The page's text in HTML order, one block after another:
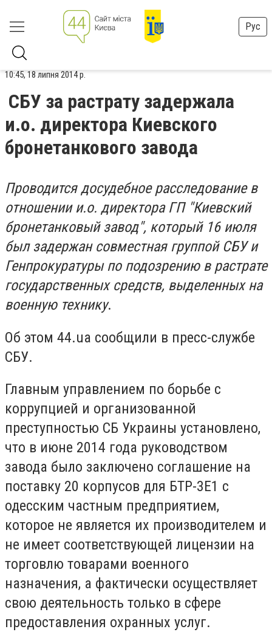
Рус
10:45, 18 липня 2014 р.
СБУ за растрату задержала
и.о. директора Киевского
бронетанкового завода
Проводится досудебное расследование в
отношении и.о. директора ГП "Киевский
бронетанковый завод", который 16 июля
был задержан совместная группой СБУ и
Генпрокуратуры по подозрению в растрате
государственных средств, выделенных на
военную технику.
Об этом 44.ua сообщили в пресс-службе
СБУ.
Главным управлением по борьбе с
коррупцией и организованной
преступностью СБ Украины установлено,
что в июне 2014 года руководством
завода было заключено соглашение на
поставку 20 корпусов для БТР-3Е1 с
одесским частным предприятием,
которое не является их производителем и
не имеет соответствующей лицензии на
торговлю товарами военного
назначения, а фактически осуществляет
свою деятельность только в сфере
предоставления охранных услуг.